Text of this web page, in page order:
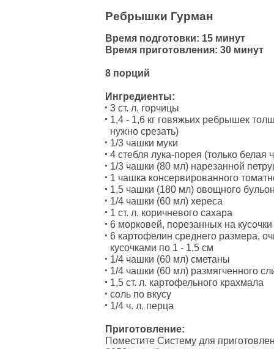
Ребрышки Гурман
Время подготовки: 15 минут
Время приготовления: 30 минут
8 порций
Ингредиенты:
3 ст. л. горчицы
1,4 - 1,6 кг говяжьих ребрышек
нужно срезать)
1/3 чашки муки
4 стебля лука-порея (только белая
1/3 чашки (80 мл) нарезанной
1 чашка консервированного
1,5 чашки (180 мл) овощного
1/4 чашки (60 мл) хереса
1 ст. л. коричневого сахара
6 морковей, порезанных на
6 картофелин среднего размера,
кусочками по 1 - 1,5 см
1/4 чашки (60 мл) сметаны
1/4 чашки (60 мл) размягченного
1,5 ст. л. картофельного крахмала
соль по вкусу
1/4 ч. л. перца
Приготовление:
Поместите Систему для